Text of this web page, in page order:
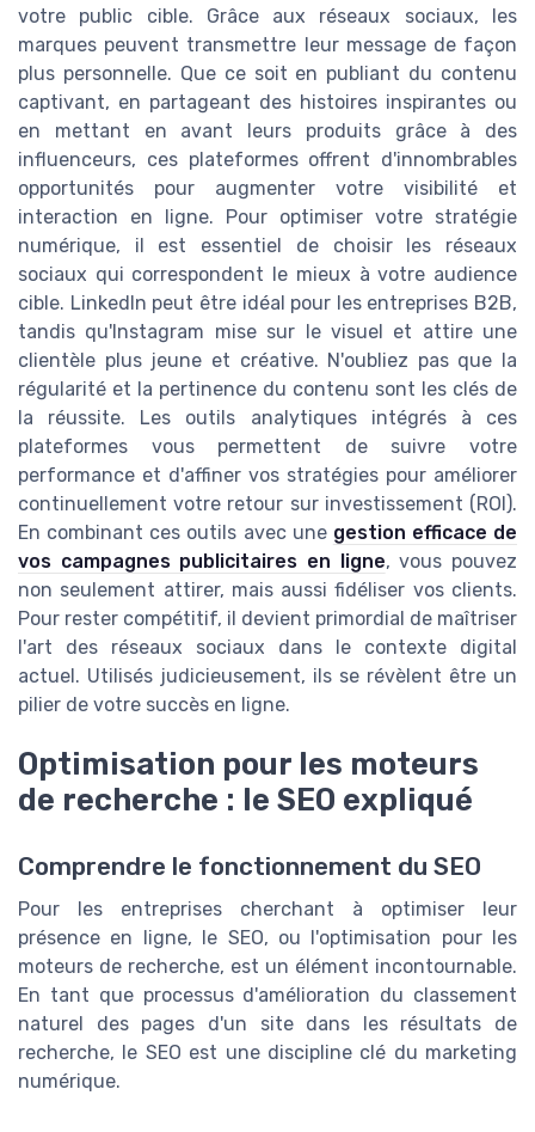
votre public cible. Grâce aux réseaux sociaux, les
marques peuvent transmettre leur message de façon
plus personnelle. Que ce soit en publiant du contenu
captivant, en partageant des histoires inspirantes ou
en mettant en avant leurs produits grâce à des
influenceurs, ces plateformes offrent d'innombrables
opportunités pour augmenter votre visibilité et
interaction en ligne. Pour optimiser votre stratégie
numérique, il est essentiel de choisir les réseaux
sociaux qui correspondent le mieux à votre audience
cible. LinkedIn peut être idéal pour les entreprises B2B,
tandis qu'Instagram mise sur le visuel et attire une
clientèle plus jeune et créative. N'oubliez pas que la
régularité et la pertinence du contenu sont les clés de
la réussite. Les outils analytiques intégrés à ces
plateformes vous permettent de suivre votre
performance et d'affiner vos stratégies pour améliorer
continuellement votre retour sur investissement (ROI).
En combinant ces outils avec une gestion efficace de
vos campagnes publicitaires en ligne, vous pouvez
non seulement attirer, mais aussi fidéliser vos clients.
Pour rester compétitif, il devient primordial de maîtriser
l'art des réseaux sociaux dans le contexte digital
actuel. Utilisés judicieusement, ils se révèlent être un
pilier de votre succès en ligne.
Optimisation pour les moteurs
de recherche : le SEO expliqué
Comprendre le fonctionnement du SEO
Pour les entreprises cherchant à optimiser leur
présence en ligne, le SEO, ou l'optimisation pour les
moteurs de recherche, est un élément incontournable.
En tant que processus d'amélioration du classement
naturel des pages d'un site dans les résultats de
recherche, le SEO est une discipline clé du marketing
numérique.